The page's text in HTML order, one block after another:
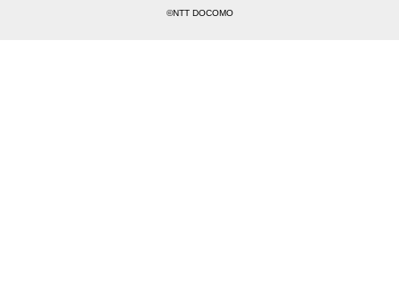
©NTT DOCOMO